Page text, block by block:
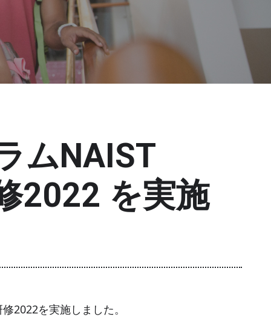
ムNAIST
2022 を実施
2022を実施しました。